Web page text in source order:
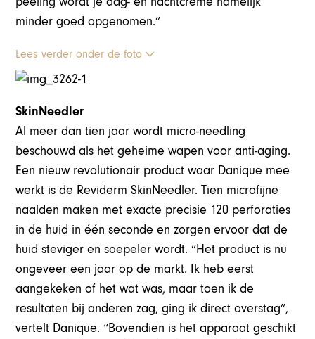
minder goed opgenomen.”
Lees verder onder de foto
SkinNeedler
Al meer dan tien jaar wordt micro-needling
beschouwd als het geheime wapen voor anti-aging.
Een nieuw revolutionair product waar Danique mee
werkt is de Reviderm SkinNeedler. Tien microfijne
naalden maken met exacte precisie 120 perforaties
in de huid in één seconde en zorgen ervoor dat de
huid steviger en soepeler wordt. “Het product is nu
ongeveer een jaar op de markt. Ik heb eerst
aangekeken of het wat was, maar toen ik de
resultaten bij anderen zag, ging ik direct overstag”,
vertelt Danique. “Bovendien is het apparaat geschikt